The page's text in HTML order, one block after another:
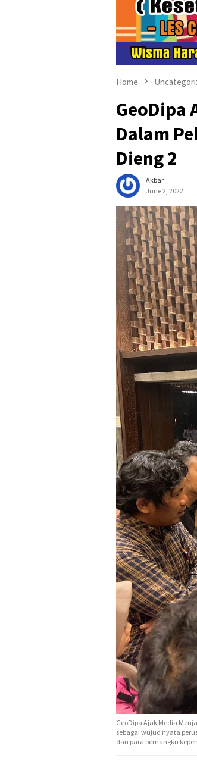
Home
GeoDipa
Dalam
Dieng 2
Akbar
June 2, 2022
GeoDipa Ajak Media
sebagai wujud nyata
dan para pemangku